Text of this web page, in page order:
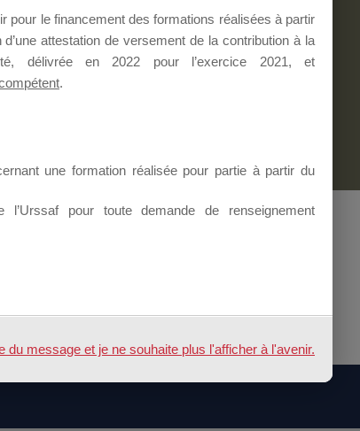
à Propositions Mallette du Dirigeant.
ou poser une question.
pour le financement des formations réalisées à partir
attestation de versement de la contribution à la
délivrée en 2022 pour l’exercice 2021, et
.
une formation réalisée pour partie à partir du
pour toute demande de renseignement
du message et je ne souhaite plus l'afficher à l'avenir.